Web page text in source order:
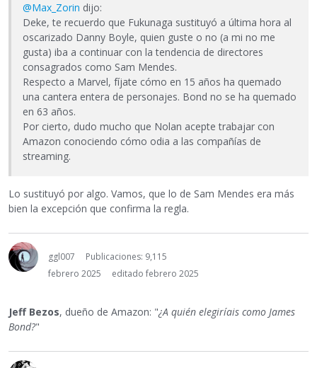
@Max_Zorin dijo:
Deke, te recuerdo que Fukunaga sustituyó a última hora al
oscarizado Danny Boyle, quien guste o no (a mi no me
gusta) iba a continuar con la tendencia de directores
consagrados como Sam Mendes.
Respecto a Marvel, fíjate cómo en 15 años ha quemado
una cantera entera de personajes. Bond no se ha quemado
en 63 años.
Por cierto, dudo mucho que Nolan acepte trabajar con
Amazon conociendo cómo odia a las compañías de
streaming.
Lo sustituyó por algo. Vamos, que lo de Sam Mendes era más
bien la excepción que confirma la regla.
ggl007
Publicaciones: 9,115
febrero 2025
editado febrero 2025
Jeff Bezos, dueño de Amazon: "¿A quién elegiríais como James
Bond?"